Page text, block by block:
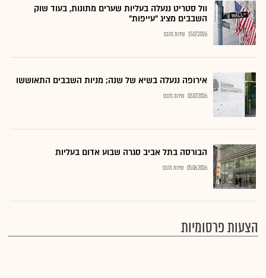
וול סטריט ננעלה בעליות שערים מתונות, בעוד שוק
השבבים מציג "עייפות"
15.07.2026 שירות גלובס
אירופה ננעלה בשיא של שנה; מניות השבבים התאוששו
03.07.2026 שירות גלובס
הבורסה בתל אביב סגרה שבוע אדום בעליות
05.06.2026 שירות גלובס
הצעות פרסומיות